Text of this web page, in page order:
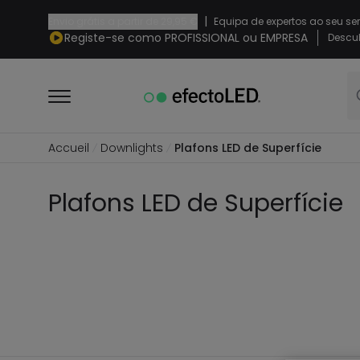
| Equipa de expertos ao seu
Registe-se como PROFISSIONAL ou EMPRESA
Accueil Downlights Plafons LED de Superfície
Plafons LED de Superfície